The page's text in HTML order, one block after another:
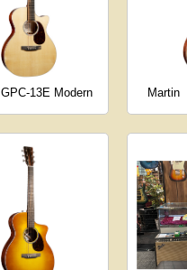
GPC-13E Modern Martin